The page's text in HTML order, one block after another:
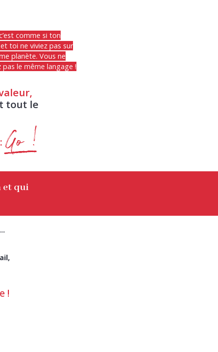
comme si ton
toi ne viviez pas sur
planète. Vous ne
pas le même langage !
tout le
Go !
i
et qui
!